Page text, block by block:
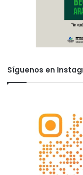
Síguenos en